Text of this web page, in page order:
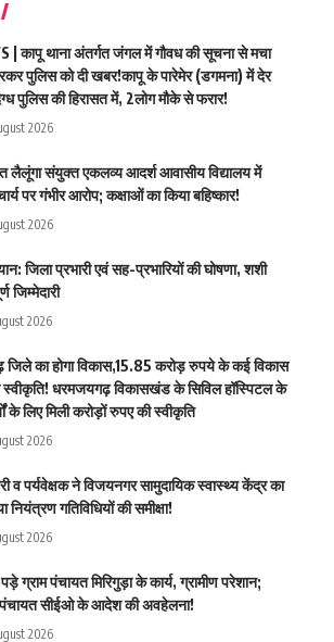
| कापू थाना अंतर्गत जंगल में गौवध की सूचना से मचा
पुलिस को दी खबर!कापू के पारेमेर (डगमना) में देर
पुलिस की हिरासत में, 2लोग मौके से फरार!
2026
लैलूंगा संयुक्त एकलव्य आदर्श आवासीय विद्यालय में
पर गंभीर आरोप; कक्षाओं का किया बहिष्कार!
2026
जिला प्रभारी एवं सह-प्रभारियों की घोषणा, शशी
जिम्मेदारी
2026
जिले का होगा विकास,15.85 करोड़ रुपये के कई विकास
स्वीकृति! धरमजयगढ़ विकासखंड के सिविल हॉस्पिटल के
के लिए मिली करोड़ों रुपए की स्वीकृति
2026
व पर्यवेक्षक ने विजयनगर सामुदायिक स्वास्थ्य केंद्र का
नियंत्रण गतिविधियों की समीक्षा!
2026
ग्राम पंचायत मिरिगुड़ा के कार्य, ग्रामीण परेशान;
पंचायत सीईओ के आदेश की अवहेलना!
2026